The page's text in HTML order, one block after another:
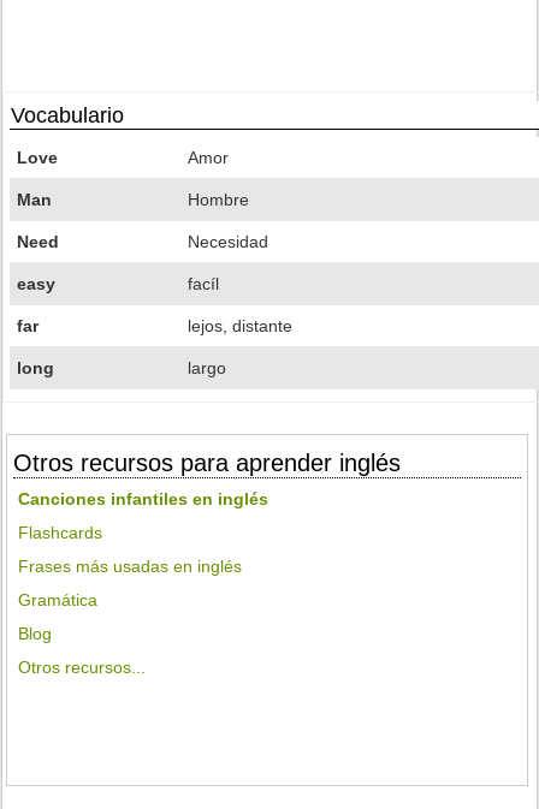
Vocabulario
Love Amor
Man Hombre
Need Necesidad
easy facíl
far lejos, distante
long largo
Otros recursos para aprender inglés
Canciones infantiles en inglés
Flashcards
Frases más usadas en inglés
Gramática
Blog
Otros recursos...